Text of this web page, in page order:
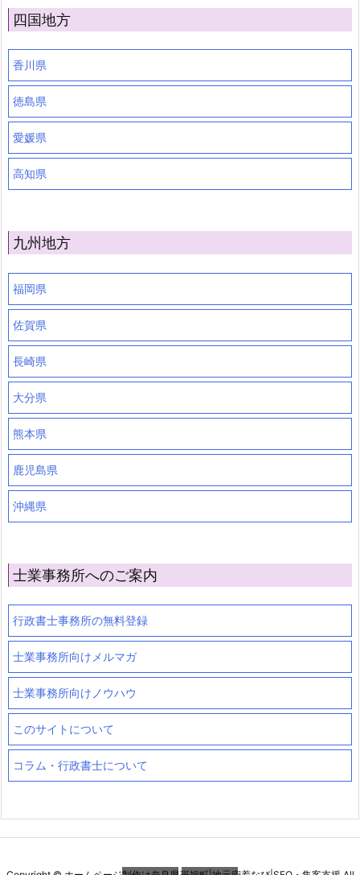
四国地方
香川県
徳島県
愛媛県
高知県
九州地方
福岡県
佐賀県
長崎県
大分県
熊本県
鹿児島県
沖縄県
士業事務所へのご案内
行政書士事務所の無料登録
士業事務所向けメルマガ
士業事務所向けノウハウ
このサイトについて
コラム・行政書士について